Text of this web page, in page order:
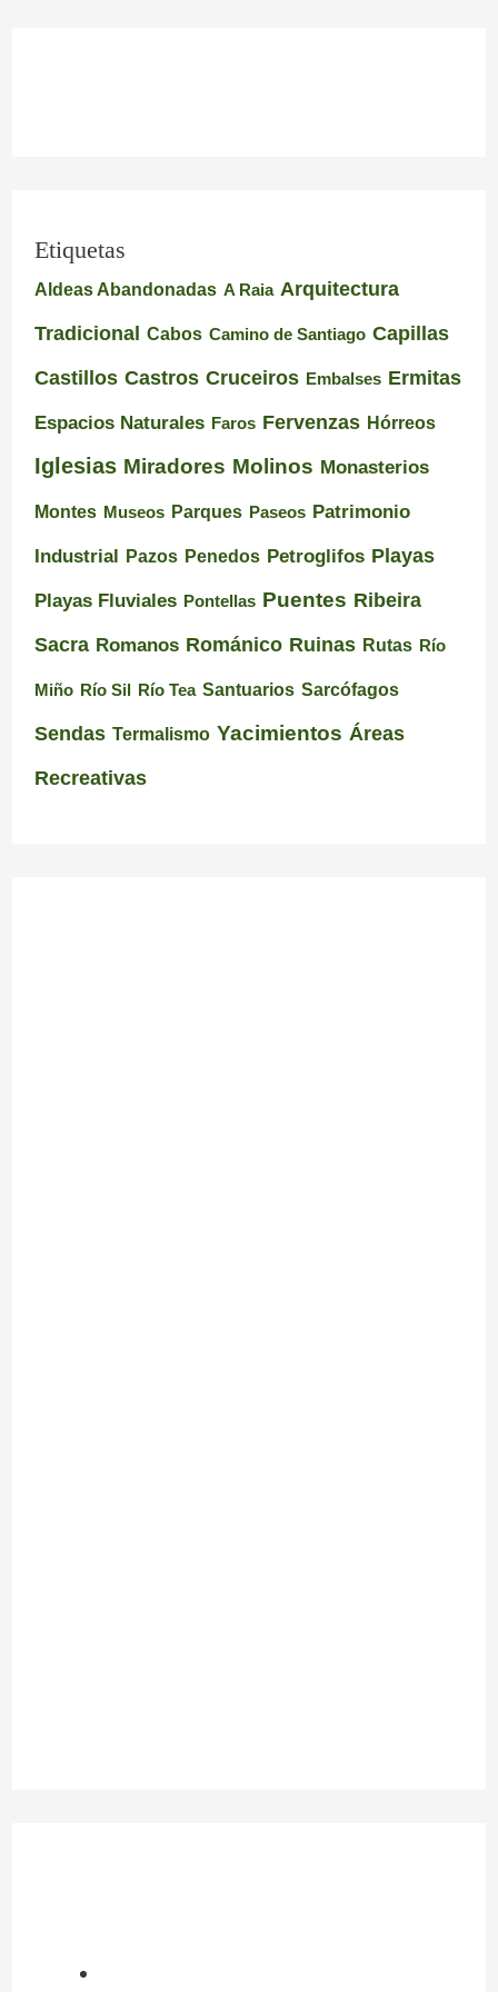
Etiquetas
Aldeas Abandonadas A Raia Arquitectura
Tradicional Cabos Camino de Santiago Capillas
Castillos Castros Cruceiros Embalses Ermitas
Espacios Naturales Faros Fervenzas Hórreos
Iglesias Miradores Molinos Monasterios
Montes Museos Parques Paseos Patrimonio
Industrial Pazos Penedos Petroglifos Playas
Playas Fluviales Pontellas Puentes Ribeira
Sacra Romanos Románico Ruinas Rutas Río
Miño Río Sil Río Tea Santuarios Sarcófagos
Sendas Termalismo Yacimientos Áreas
Recreativas